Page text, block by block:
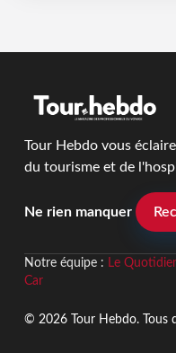
Tour Hebdo vous
du tourisme et de
Ne rien manquer
Notre équipe : Le
Car
© 2026 Tour Hebdo. Tous